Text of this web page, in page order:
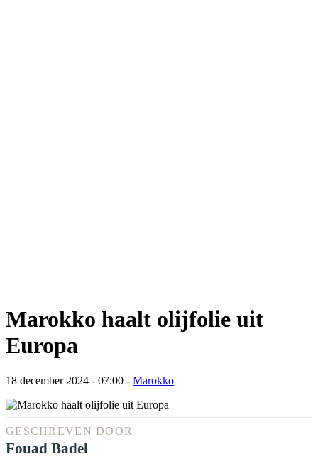
Marokko haalt olijfolie uit
Europa
18 december 2024 - 07:00 - Marokko
GESCHREVEN DOOR
Fouad Badel